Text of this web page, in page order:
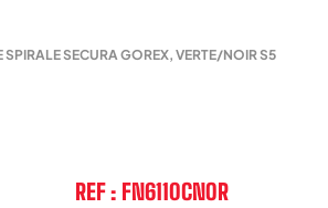
SPIRALE SECURA GOREX, VERTE/NOIR S5
REF : FN6110CNOR